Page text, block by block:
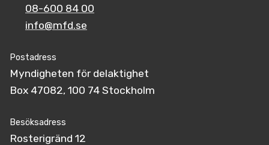
08-600 84 00
info@mfd.se
Postadress
Myndigheten för delaktighet
Box 47082, 100 74 Stockholm
Besöksadress
Rosterigränd 12